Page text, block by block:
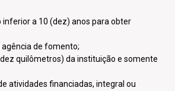
inferior a 10 (dez) anos para obter
de fomento;
quilômetros) da instituição e somente
atividades financiadas, integral ou